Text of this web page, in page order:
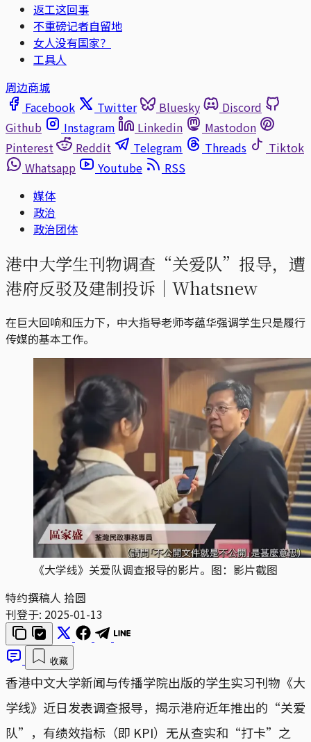
返工这回事
不重磅记者自留地
女人没有国家？
工具人
周边商城
Facebook
Twitter Bluesky
Discord
Github
Instagram Linkedin
Mastodon
Pinterest
Reddit Telegram Threads
Tiktok
Whatsapp
Youtube
RSS
媒体
政治
政治团体
港中大学生刊物调查“关爱队”报导，遭
港府反驳及建制投诉｜Whatsnew
在巨大回响和压力下，中大指导老师岑蕴华强调学生只是履行
传媒的基本工作。
《大学线》关爱队调查报导的影片。图：影片截图
特约撰稿人 拾圆
刊登于: 2025-01-13
收藏
香港中文大学新闻与传播学院出版的学生实习刊物《大
学线》近日发表调查报导，揭示港府近年推出的“关爱
队”，有绩效指标（即 KPI）无从查实和“打卡”之